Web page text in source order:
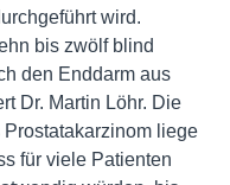
wird.
bis zwölf blind
den Enddarm aus
Dr. Martin Löhr. Die
liege
für viele Patienten